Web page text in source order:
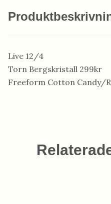
Live 12/4
Torn Bergskristall 299kr
Freeform Cotton Candy/